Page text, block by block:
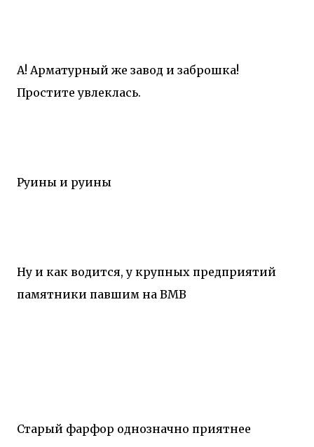
А! Арматурный же завод и заброшка!
Простите увлеклась.
Руины и руины
Ну и как водится, у крупных предприятий
памятники павшим на ВМВ
Старый фарфор однозначно приятнее